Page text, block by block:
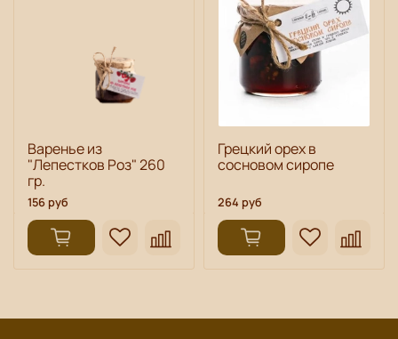
Варенье из
"Лепестков Роз" 260
гр.
156 руб
Грецкий орех в
сосновом сиропе
264 руб